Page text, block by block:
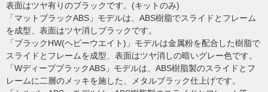
表面はツヤ有りのブラックです。(キットのみ)
「マットブラックABS」モデルは、ABS樹脂でスライドとフレーム
を成型、表面はツヤ消しブラックです。
「ブラックHW(ヘビーウエイト)」モデルは金属粉を配合した樹脂で
スライドとフレームを成型、表面はツヤ消しの暗いグレー色です。
「WディープブラックABS」モデルは、ABS樹脂製のスライドとフ
レームに二層のメッキを施した、メタルブラック仕上げです。